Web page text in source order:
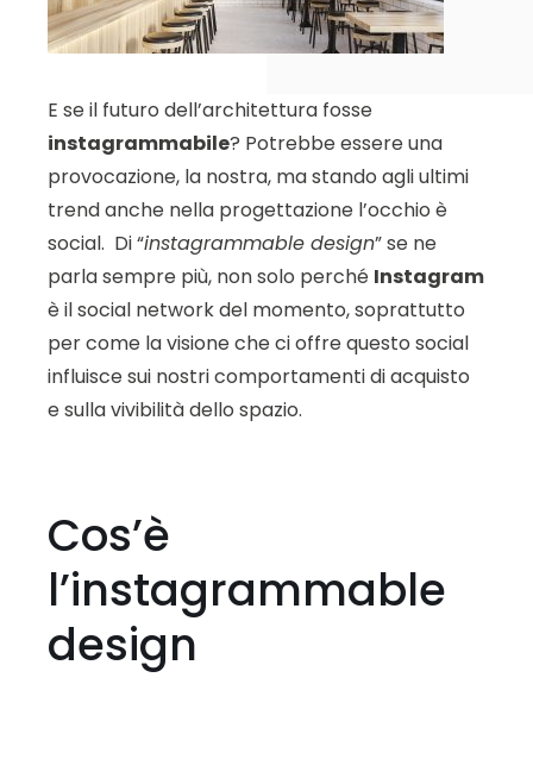
E se il futuro dell’architettura fosse
instagrammabile? Potrebbe essere una
provocazione, la nostra, ma stando agli ultimi
trend anche nella progettazione l’occhio è
social. Di “instagrammable design” se ne
parla sempre più, non solo perché Instagram
è il social network del momento, soprattutto
per come la visione che ci offre questo social
influisce sui nostri comportamenti di acquisto
e sulla vivibilità dello spazio.
Cos’è
l’instagrammable
design